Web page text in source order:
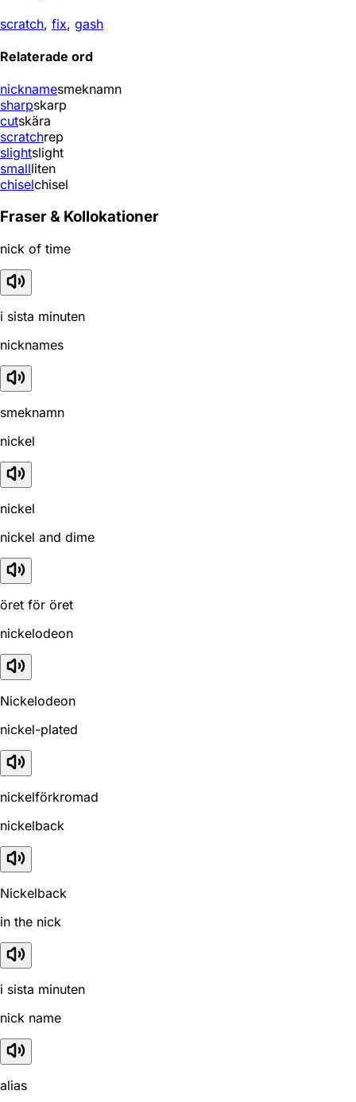
scratch, fix, gash
Relaterade ord
nicknamesmeknamn
sharpskarp
cutskära
scratchrep
slightslight
smallliten
chiselchisel
Fraser & Kollokationer
nick of time
i sista minuten
nicknames
smeknamn
nickel
nickel
nickel and dime
öret för öret
nickelodeon
Nickelodeon
nickel-plated
nickelförkromad
nickelback
Nickelback
in the nick
i sista minuten
nick name
alias